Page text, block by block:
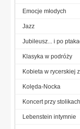
Emocje młodych
Jazz
Jubileusz... i po
Klasyka w podróży
Kobieta w rycerskiej
Kolęda-Nocka
Koncert przy stolikach
Lebenstein intymnie